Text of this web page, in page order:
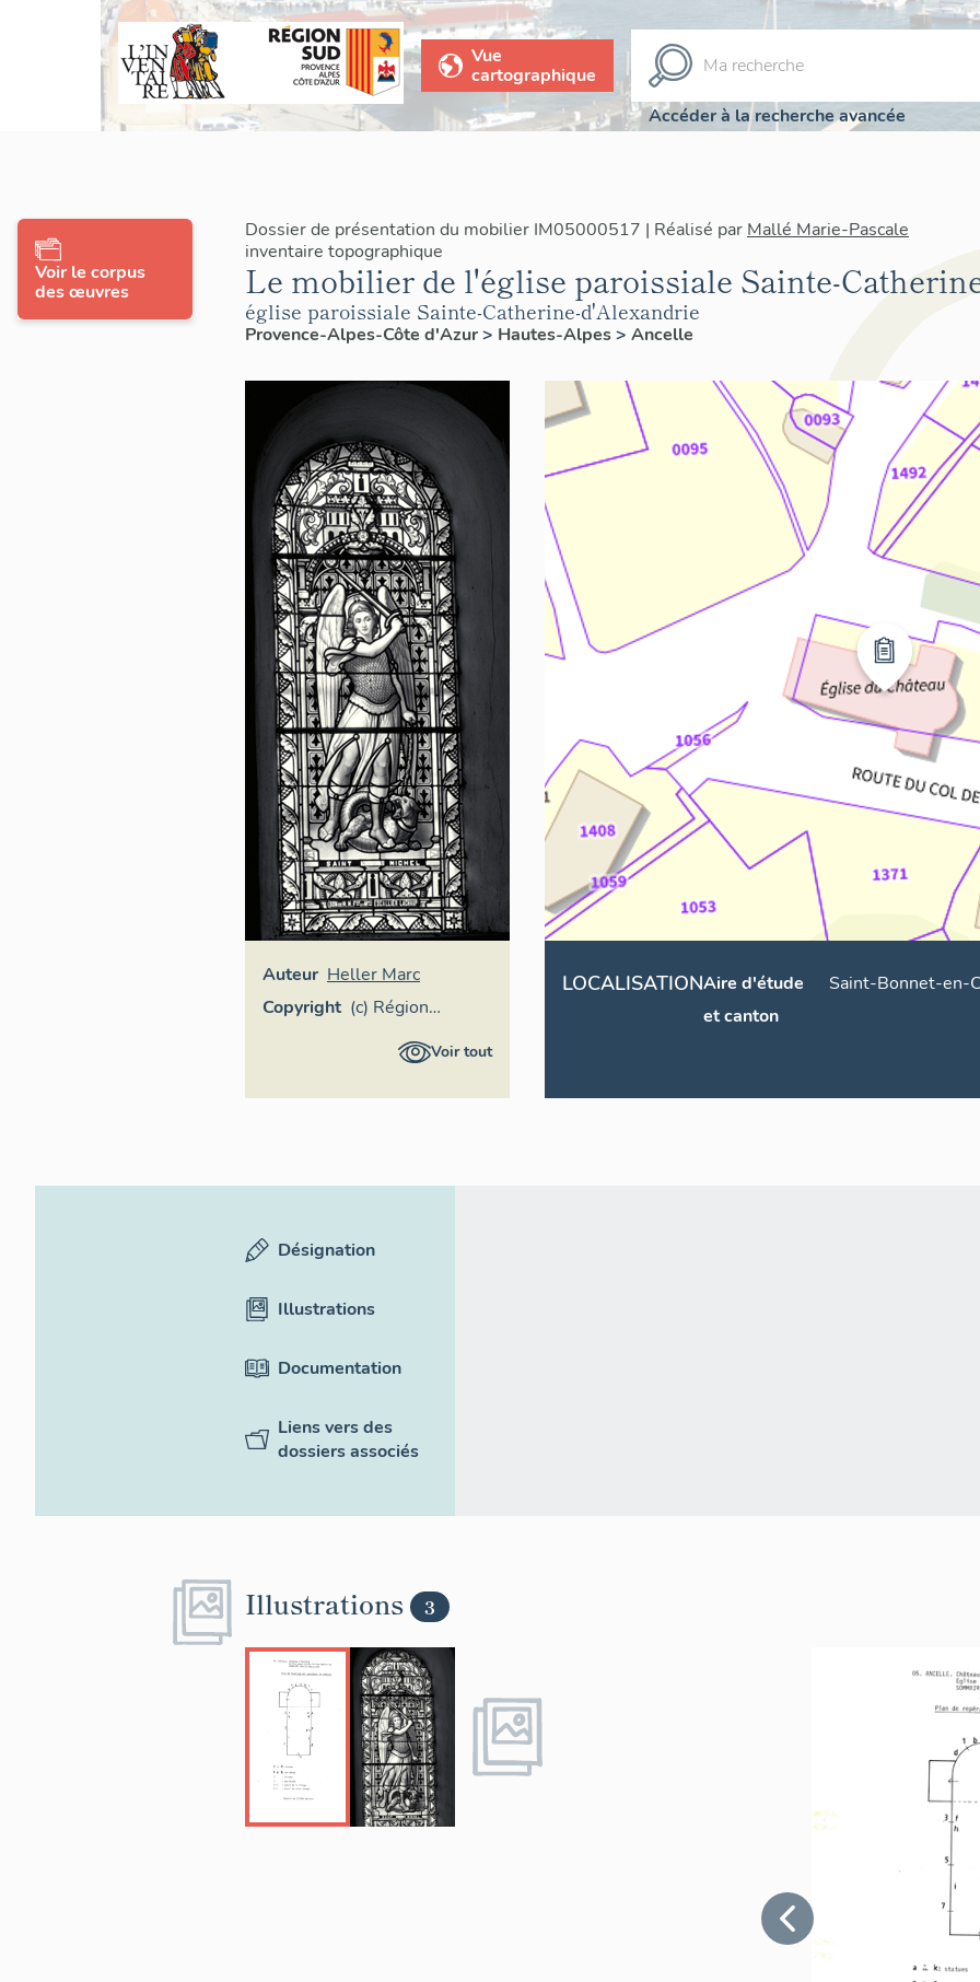
Vue
cartographique
Accéder à la recherche avancée
Dossier de présentation du mobilier IM05000517 | Réalisé par Mallé Marie-Pascale
inventaire topographique
Le mobilier de l'église paroissiale Sainte-
église paroissiale Sainte-Catherine-d'Alexandrie
Provence-Alpes-Côte d'Azur> Hautes-Alpes> Ancelle
Auteur Heller Marc
Copyright (c) Région
Provence-Alpes-
Inventaire
Voir tout
LOCALISATIONAire d'étude
et canton
Saint-Bonnet-en-
Voir le corpus
des œuvres
Désignation
Illustrations
Documentation
Liens vers des
dossiers associés
Illustrations 3